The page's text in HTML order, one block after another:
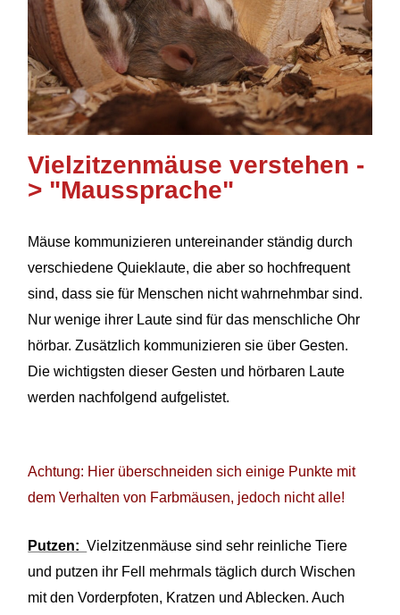
Vielzitzenmäuse verstehen -
> "Maussprache"
Mäuse kommunizieren untereinander ständig durch
verschiedene Quieklaute, die aber so hochfrequent
sind, dass sie für Menschen nicht wahrnehmbar sind.
Nur wenige ihrer Laute sind für das menschliche Ohr
hörbar. Zusätzlich kommunizieren sie über Gesten.
Die wichtigsten dieser Gesten und hörbaren Laute
werden nachfolgend aufgelistet.
Achtung: Hier überschneiden sich einige Punkte mit
dem Verhalten von Farbmäusen, jedoch nicht alle!
Putzen:Vielzitzenmäuse sind sehr reinliche Tiere
und putzen ihr Fell mehrmals täglich durch Wischen
mit den Vorderpfoten, Kratzen und Ablecken. Auch